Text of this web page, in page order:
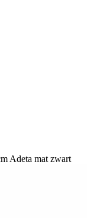
Adeta mat zwart